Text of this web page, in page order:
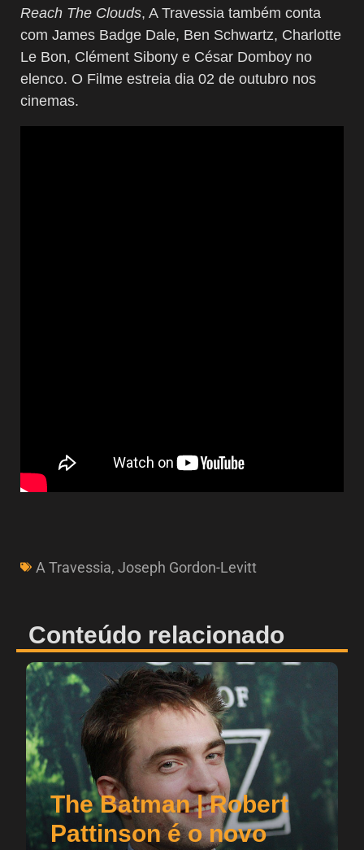
Reach The Clouds, A Travessia também conta
com James Badge Dale, Ben Schwartz, Charlotte
Le Bon, Clément Sibony e César Domboy no
elenco. O Filme estreia dia 02 de outubro nos
cinemas.
A Travessia, Joseph Gordon-Levitt
Conteúdo relacionado
The Batman | Robert
Pattinson é o novo